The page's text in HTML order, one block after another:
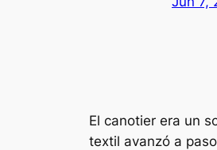
El canotier era un
textil avanzó a